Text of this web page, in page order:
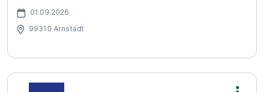
01.09.2026
99310 Arnstadt